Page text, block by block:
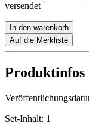
versendet
In den warenkorb
Auf die Merkliste
Produktinfos
Set-Inhalt: 1